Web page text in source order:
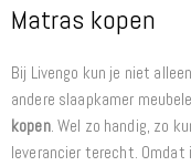
Matras kopen
Bij Livengo kun je niet
andere slaapkamer
kopen. Wel zo handig, zo
leverancier terecht. Omdat